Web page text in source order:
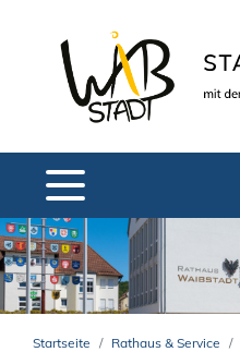
Startseite Rathaus & Service